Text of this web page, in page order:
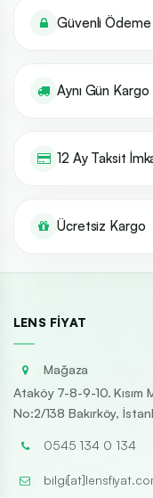
Güvenli Ödeme
Aynı Gün Kargo
12 Ay Taksit
Ücretsiz Kargo
LENS FIYAT
Mağaza
Ataköy 7-8-9-10. Kısım
No:2/138 Bakırköy,
0545 134 0 134